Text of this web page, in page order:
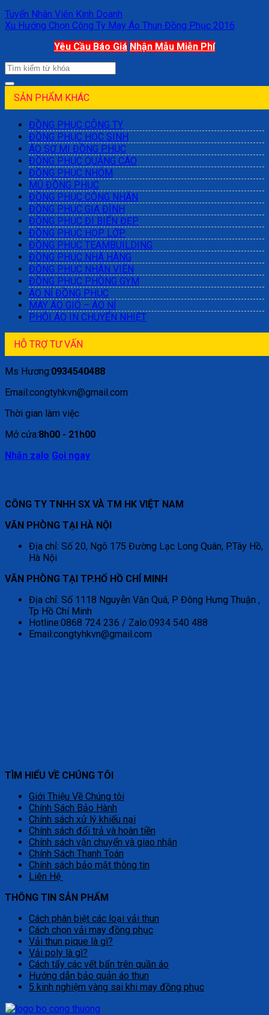
Tuyển Nhân Viên Kinh Doanh
Xu Hướng Chọn Công Ty May Áo Thun Đồng Phục 2016
Yêu Cầu Báo Giá Nhận Mẫu Miễn Phí
SẢN PHẨM KHÁC
ĐỒNG PHỤC CÔNG TY
ĐỒNG PHỤC HỌC SINH
ÁO SƠ MI ĐỒNG PHỤC
ĐỒNG PHỤC QUẢNG CÁO
ĐỒNG PHỤC NHÓM
MŨ ĐỒNG PHỤC
ĐỒNG PHỤC CÔNG NHÂN
ĐỒNG PHỤC GIA ĐÌNH
ĐỒNG PHỤC ĐI BIỂN ĐẸP
ĐỒNG PHỤC HỌP LỚP
ĐỒNG PHỤC TEAMBUILDING
ĐỒNG PHỤC NHÀ HÀNG
ĐỒNG PHỤC NHÂN VIÊN
ĐỒNG PHỤC PHÒNG GYM
ÁO NỈ ĐỒNG PHỤC
MAY ÁO GIÓ – ÁO NỈ
PHÔI ÁO IN CHUYỂN NHIỆT
HỖ TRỢ TƯ VẤN
Ms Hương:0934540488
Email:congtyhkvn@gmail.com
Thời gian làm việc
Mở cửa:8h00 - 21h00
Nhắn zalo Gọi ngay
CÔNG TY TNHH SX VÀ TM HK VIỆT NAM
VĂN PHÒNG TẠI HÀ NỘI
Địa chỉ: Số 20, Ngõ 175 Đường Lạc Long Quân, P.Tây Hồ,
Hà Nội
VĂN PHÒNG TẠI TP.HỐ HỒ CHÍ MINH
Địa chỉ: Số 1118 Nguyễn Văn Quá, P Đông Hưng Thuận ,
Tp Hồ Chí Minh
Hotline:0868 724 236 / Zalo:0934 540 488
Email:congtyhkvn@gmail.com
TÌM HIỂU VỀ CHÚNG TÔI
Giới Thiệu Về Chúng tôi
Chính Sách Bảo Hành
Chính sách xử lý khiếu nại
Chính sách đổi trả và hoàn tiền
Chính sách vận chuyển và giao nhận
Chính Sách Thanh Toán
Chính sách bảo mật thông tin
Liên Hệ
THÔNG TIN SẢN PHẨM
Cách phân biệt các loại vải thun
Cách chọn vải may đồng phục
Vải thun pique là gì?
Vải poly là gì?
Cách tẩy các vết bẩn trên quần áo
Hướng dẫn bảo quản áo thun
5 kinh nghiệm vàng sai khi may đồng phục